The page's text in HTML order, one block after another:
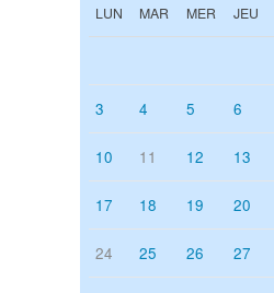
LUN MAR MER JEU
3 4 5 6
10 11 12 13
17 18 19 20
24 25 26 27